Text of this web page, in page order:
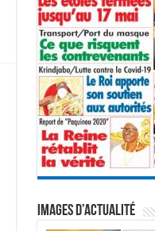
IMAGES D’ACTUALITÉ